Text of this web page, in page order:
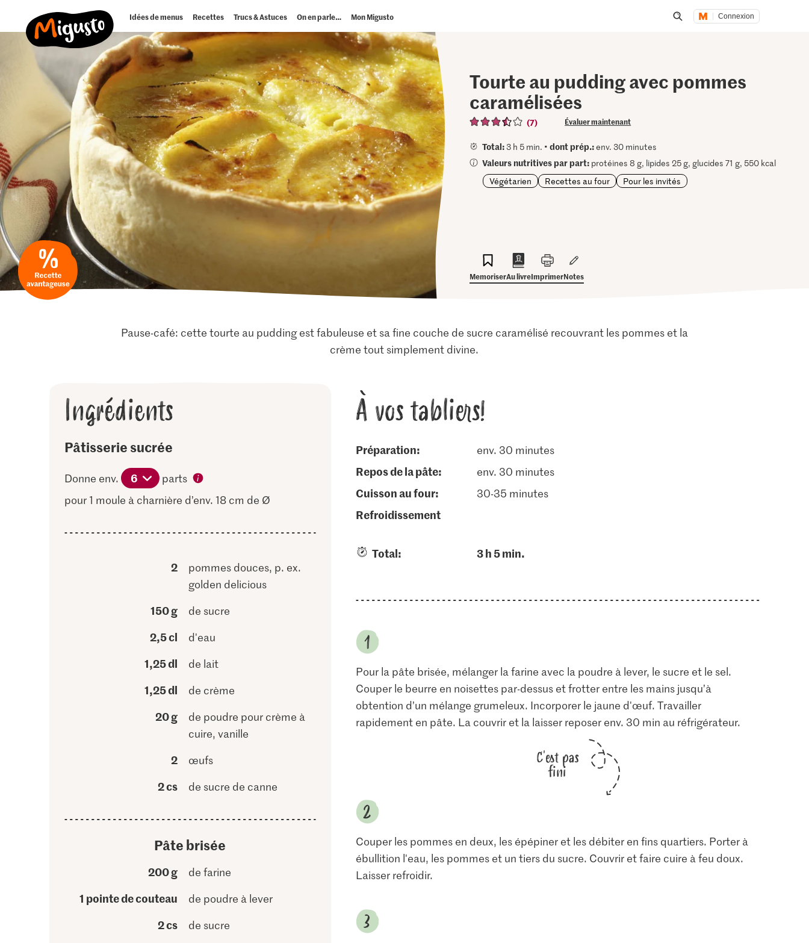
Idées de menus Recettes Trucs & Astuces On en parle… Mon Migusto Connexion
Tourte au pudding avec pommes
caramélisées
(7) Évaluer maintenant
Total: 3 h 5 min. •dont prép.:env. 30 minutes
Valeurs nutritives par part: protéines 8 g, lipides 25 g, glucides 71 g, 550 kcal
Végétarien
Recettes au four Pour les invités
MemoriserAu livreImprimerNotes
Pause-café: cette tourte au pudding est fabuleuse et sa fine couche de sucre caramélisé recouvrant les pommes et la
crème tout simplement divine.
Ingrédients
Pâtisserie sucrée
Donne env. 6
parts
pour 1 moule à charnière d’env. 18 cm de Ø
2
pommes douces, p. ex.
golden delicious
150 g de sucre
2,5 cl d'eau
1,25 dl de lait
1,25 dl de crème
20 g
de poudre pour crème à
cuire, vanille
2 œufs
2 cs de sucre de canne
Pâte brisée
200 g de farine
1 pointe de couteau de poudre à lever
2 cs de sucre
À vos tabliers!
Préparation: env. 30 minutes
repos de la pâte: env. 30 minutes
cuisson au four: 30-35 minutes
refroidissement
Total: 3 h 5 min.
Pour la pâte brisée, mélanger la farine avec la poudre à lever, le sucre et le sel.
Couper le beurre en noisettes par-dessus et frotter entre les mains jusqu’à
obtention d’un mélange grumeleux. Incorporer le jaune d'œuf. Travailler
rapidement en pâte. La couvrir et la laisser reposer env. 30 min au réfrigérateur.
C'est pas
fini
Couper les pommes en deux, les épépiner et les débiter en fins quartiers. Porter à
ébullition l'eau, les pommes et un tiers du sucre. Couvrir et faire cuire à feu doux.
Laisser refroidir.